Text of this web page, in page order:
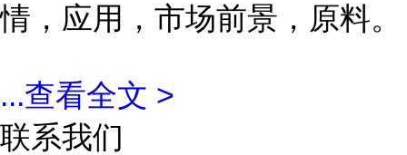
情，应用，市场前景，原料。
...查看全文 >
联系我们